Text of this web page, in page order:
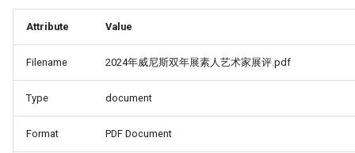
Attribute Value
Filename 2024年威尼斯双年展素人艺术家展评.pdf
Type document
Format PDF Document